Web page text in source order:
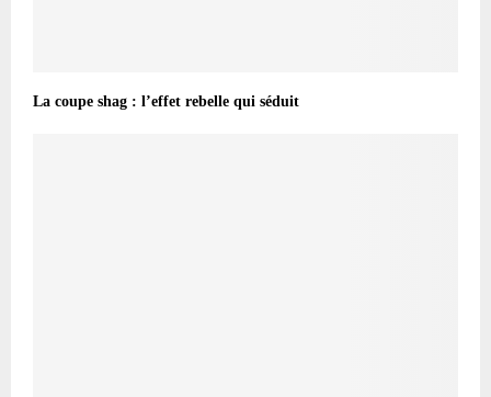
La coupe shag : l’effet rebelle qui séduit